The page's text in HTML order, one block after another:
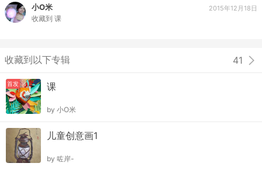
小O米
收藏到 课
2015年12月18日
收藏到以下专辑 41
首发 课
by 小O米
儿童创意画1
by 咗岸-